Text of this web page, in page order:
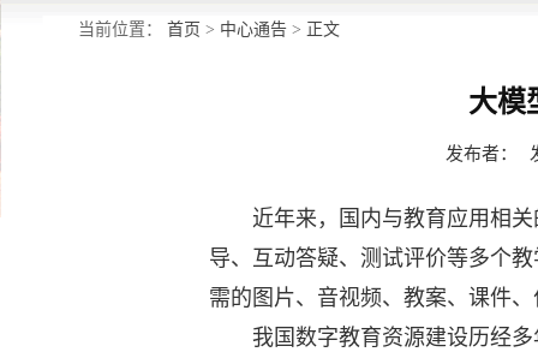
当前位置： 首页 > 中心通告 > 正文
大模
发布者：
近年来，国内与教育应用相关
导、互动答疑、测试评价等多个
需的图片、音视频、教案、课件
我国数字教育资源建设历经多